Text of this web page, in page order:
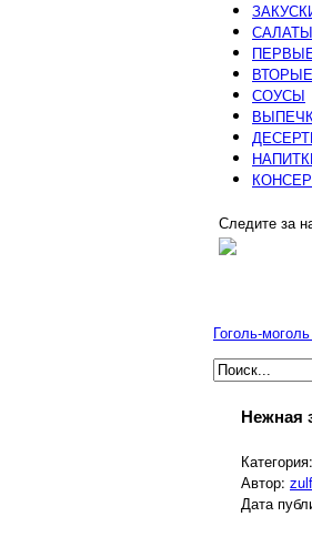
САЛАТЫ
СОУСЫ
Следите за
Гоголь-
Нежная
Категория:
Автор:
Дата